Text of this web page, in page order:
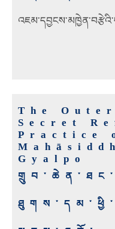
The
Secret
Practice
Gyalpo